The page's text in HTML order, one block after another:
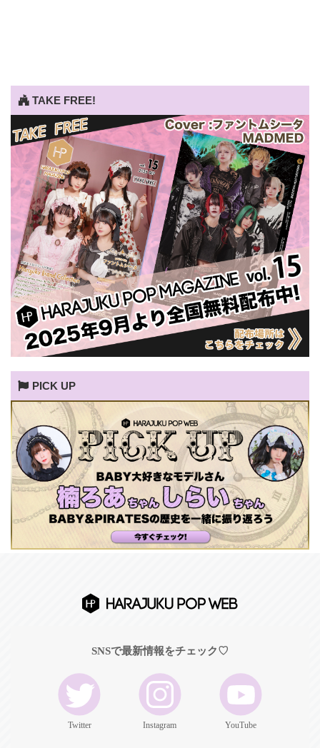
TAKE FREE!
PICK UP
SNSで最新情報をチェック♡
Twitter Instagram YouTube